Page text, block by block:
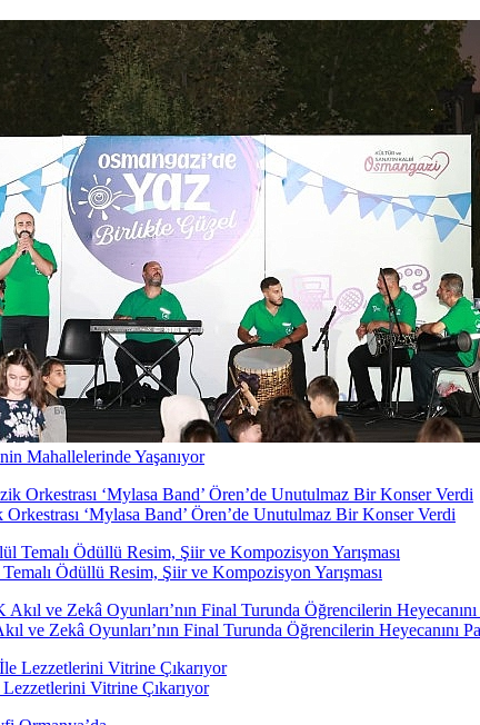
Mahallelerinde Yaşanıyor
‘Mylasa Band’ Ören’de Unutulmaz Bir Konser Verdi
Ödüllü Resim, Şiir ve Kompozisyon Yarışması
ve Zekâ Oyunları’nın Final Turunda Öğrencilerin Heyecanını
Vitrine Çıkarıyor